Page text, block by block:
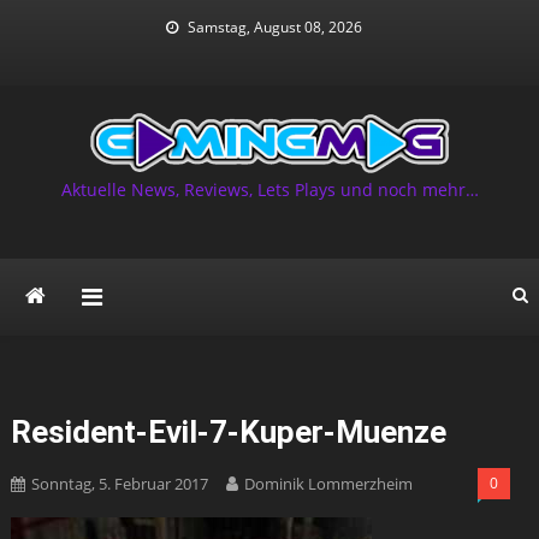
Samstag, August 08, 2026
Aktuelle News, Reviews, Lets Plays und noch mehr…
Resident-Evil-7-Kuper-Muenze
Sonntag, 5. Februar 2017 Dominik Lommerzheim 0